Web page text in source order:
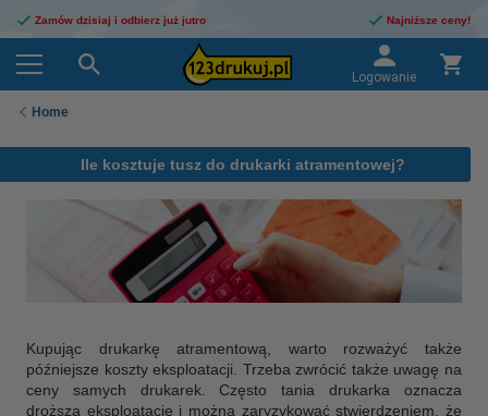
Zamów dzisiaj i odbierz już jutro Najniższe ceny!
Logowanie
Home
Ile kosztuje tusz do drukarki atramentowej?
Kupując drukarkę atramentową, warto rozważyć także
późniejsze koszty eksploatacji. Trzeba zwrócić także uwagę na
ceny samych drukarek. Często tania drukarka oznacza
droższa eksploatację i można zaryzykować stwierdzeniem, że